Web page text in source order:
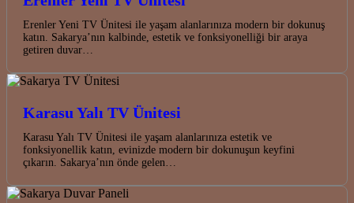
Erenler Yeni TV Ünitesi ile yaşam alanlarınıza modern bir dokunuş
katın. Sakarya’nın kalbinde, estetik ve fonksiyonelliği bir araya
getiren duvar…
Karasu Yalı TV Ünitesi
Karasu Yalı TV Ünitesi ile yaşam alanlarınıza estetik ve
fonksiyonellik katın, evinizde modern bir dokunuşun keyfini
çıkarın. Sakarya’nın önde gelen…